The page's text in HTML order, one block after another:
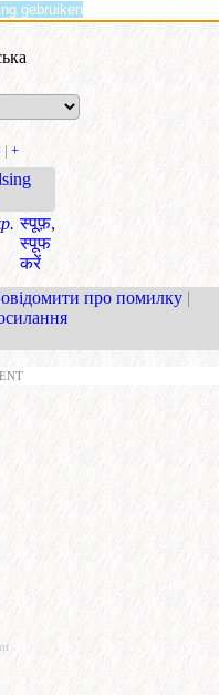
| +
स्पूफ़,
स्पूफ
करें
про помилку |